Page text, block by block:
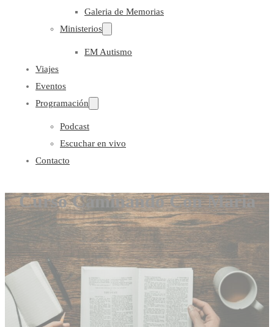
Galeria de Memorias
Ministerios
EM Autismo
Viajes
Eventos
Programación
Podcast
Escuchar en vivo
Contacto
Curso Caminando Con Maria